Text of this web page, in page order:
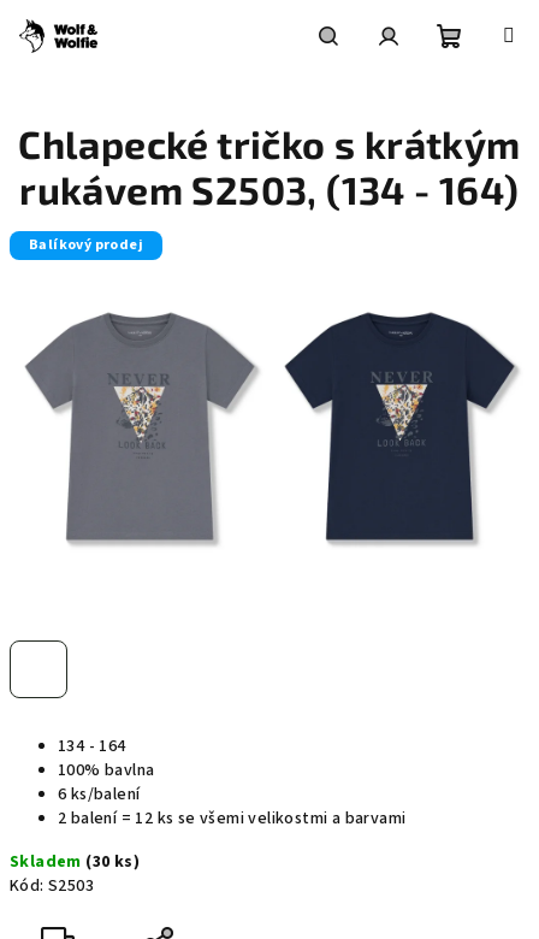
obsah
košík
134 - 164
100% bavlna
6 ks/balení
2 balení = 12 ks se všemi velikostmi a barvami
Skladem (30 ks)
Kód: S2503
Chlapecké tričko s krátkým
rukávem S2503, (134 - 164)
Balíkový prodej